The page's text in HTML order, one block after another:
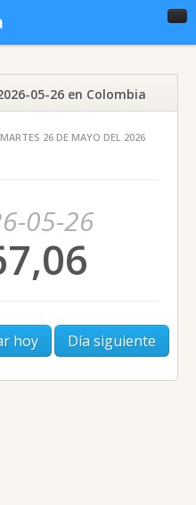
05-26 en Colombia
26 DE MAYO DEL 2026
05-26
hoy Día siguiente